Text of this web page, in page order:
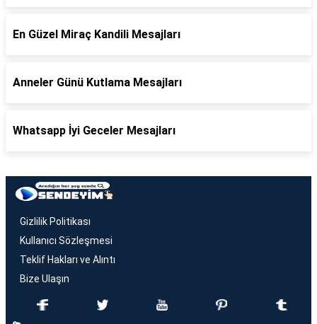
En Güzel Miraç Kandili Mesajları
Anneler Günü Kutlama Mesajları
Whatsapp İyi Geceler Mesajları
Gizlilik Politikası
Kullanıcı Sözleşmesi
Teklif Hakları ve Alıntı
Bize Ulaşın